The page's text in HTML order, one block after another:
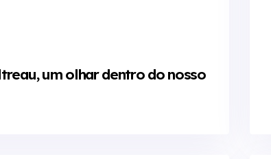
um olhar dentro do nosso